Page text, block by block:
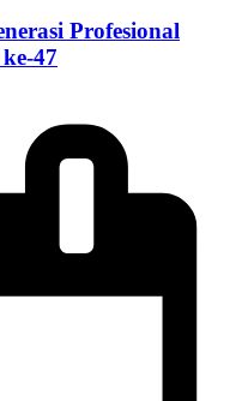
Profesional
47